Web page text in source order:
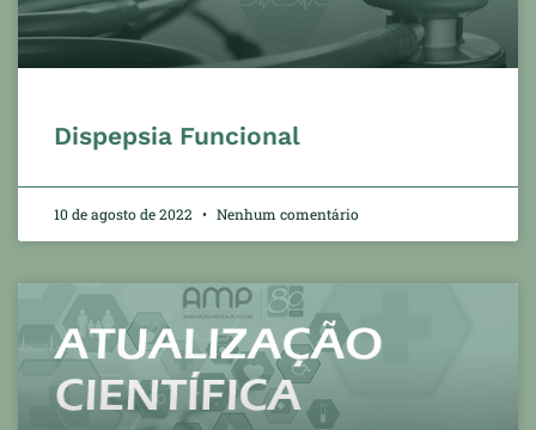
Dispepsia Funcional
10 de agosto de 2022 Nenhum comentário